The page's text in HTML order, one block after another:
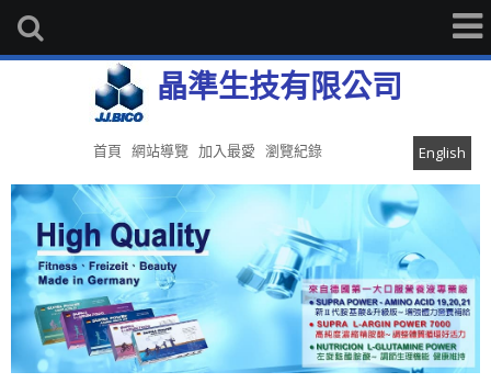
晶準生技有限公司
首頁 網站導覽 加入最愛 English
瀏覽紀錄